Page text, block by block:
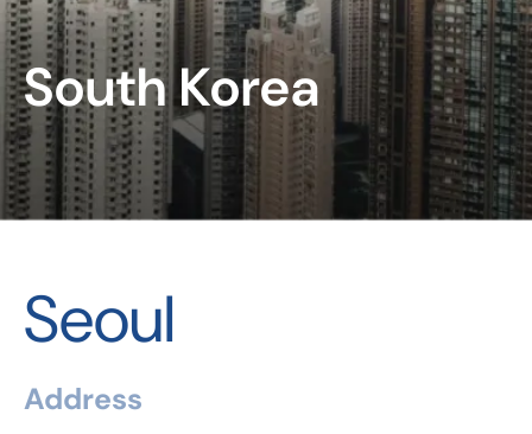
South Korea
Seoul
Address